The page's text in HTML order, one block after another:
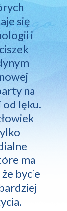
się
i
nowej
na
od lęku.
ma
że bycie